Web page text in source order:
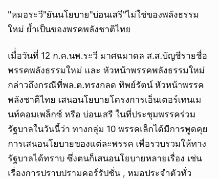
"หมอระวี"ยันนโยบาย"บ่อนเสรี"ไม่ใช่ของพลังธรรม
ใหม่ ย้ำเป็นของพรคพลังชาติไทย
เมื่่อวันที่ 12 ก.ค.นพ.ระวี มาศฉมาดล ส.ส.บัญชีรายชื่อ
พรรคพลังธรรมใหม่ และ หัวหน้าพรรคพลังธรรมใหม่
กล่าวถึงกรณีที่พล.ต.ทรงกลด ทิพย์รัตน์ หัวหน้าพรรค
พลังชาติไทย เสนอนโยบายโครงการเอ็นเตอร์เทนเม
นท์คอมเพล็กซ์ หรือ บ่อนเสรี ในที่ประชุมพรรคร่วม
รัฐบาลในวันนี้ว่า ทางกลุ่ม 10 พรรคเล็กได้มีการพูดคุย
การเสนอนโยบายของแต่ละพรรค เพื่อรวบรวมให้ทาง
รัฐบาลได้ทราบ ซึ่งตนก็เสนอนโยบายหลายเรื่อง เช่น
เรื่องการปราบปรามคอร์รัปชั่น , หมอประจำตัวทั่ว